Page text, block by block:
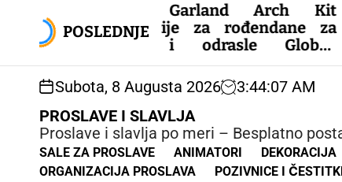
POSLEDNJE
Garland Arch Kit
za rođendane za
i odrasle Globos
za svadbene
Latex Balon Baby
– DEKORACIJA ZA
Šator
Toalet
–
Subota, 8 Augusta 2026 3:44:08 AM
PROSLAVE I SLAVLJA
Proslave i slavlja po meri – Besplatno
SALE ZA PROSLAVE ANIMATORI DEKORACIJA
ORGANIZACIJA PROSLAVA
POZIVNICE I